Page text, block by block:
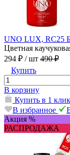
UNO LUX, RC25
Цветная
294 ₽ / шт 490 ₽
Купить
В корзину
Купить в 1 клик
В избранное
Акция %
РАСПРОДАЖА